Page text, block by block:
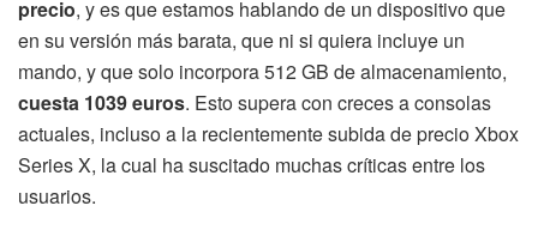
precio, y es que estamos hablando de un dispositivo que
en su versión más barata, que ni si quiera incluye un
mando, y que solo incorpora 512 GB de almacenamiento,
cuesta 1039 euros. Esto supera con creces a consolas
actuales, incluso a la recientemente subida de precio Xbox
Series X, la cual ha suscitado muchas críticas entre los
usuarios.